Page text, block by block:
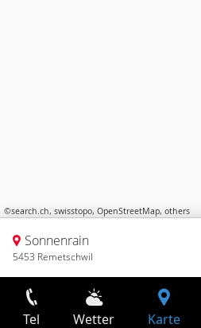
©search.ch, swisstopo, OpenStreetMap, others
Sonnenrain
5453 Remetschwil
Tel Wetter Karte